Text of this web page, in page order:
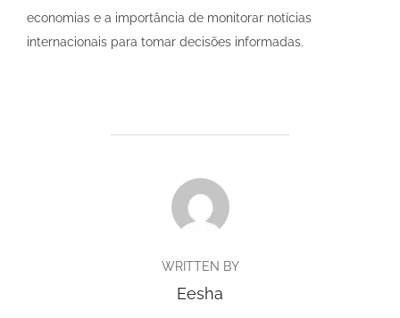
economias e a importância de monitorar notícias
internacionais para tomar decisões informadas.
POST AUTHOR
WRITTEN BY
Eesha